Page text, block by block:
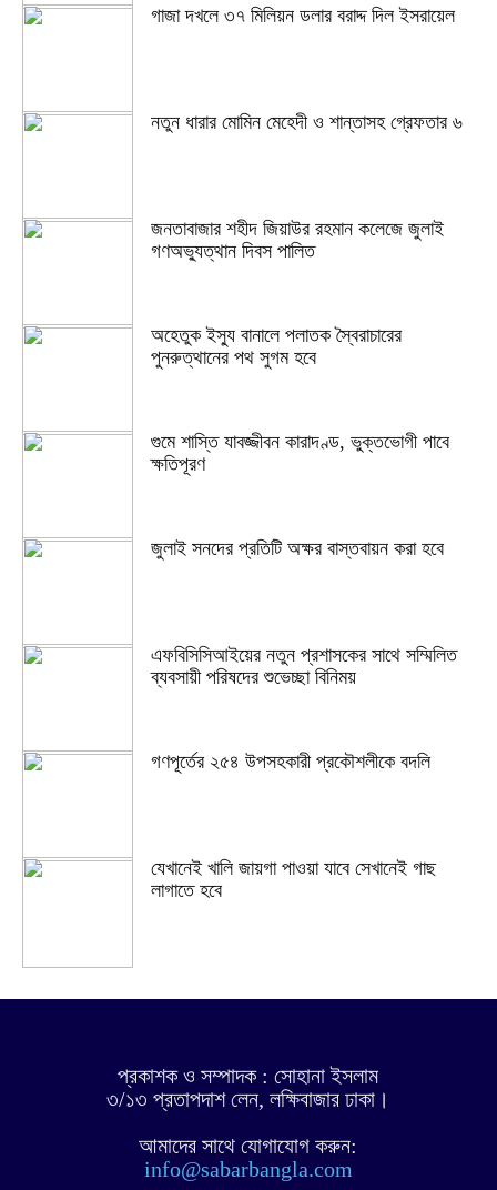
গাজা দখলে ৩৭ মিলিয়ন ডলার বরাদ্দ দিল ইসরায়েল
নতুন ধারার মোমিন মেহেদী ও শান্তাসহ গ্রেফতার ৬
জনতাবাজার শহীদ জিয়াউর রহমান কলেজে জুলাই
গণঅভ্যুত্থান দিবস পালিত
অহেতুক ইস্যু বানালে পলাতক স্বৈরাচারের
পুনরুত্থানের পথ সুগম হবে
গুমে শাস্তি যাবজ্জীবন কারাদণ্ড, ভুক্তভোগী পাবে
ক্ষতিপূরণ
জুলাই সনদের প্রতিটি অক্ষর বাস্তবায়ন করা হবে
এফবিসিসিআইয়ের নতুন প্রশাসকের সাথে সম্মিলিত
ব্যবসায়ী পরিষদের শুভেচ্ছা বিনিময়
গণপূর্তের ২৫৪ উপসহকারী প্রকৌশলীকে বদলি
যেখানেই খালি জায়গা পাওয়া যাবে সেখানেই গাছ
লাগাতে হবে
প্রকাশক ও সম্পাদক : সোহানা ইসলাম
৩/১৩ প্রতাপদাশ লেন, লক্ষিবাজার ঢাকা।
আমাদের সাথে যোগাযোগ করুন:
info@sabarbangla.com